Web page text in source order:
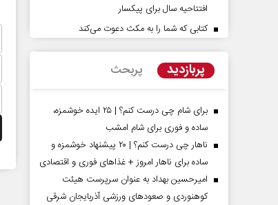
افتتاحیه سال برای پیکسار
کتابی که شما را به مکث دعوت می‌کند
پربازدید پربحث
برای شام چی درست کنم؟ | ۲۵ ایده خوشمزه،
ساده و فوری برای شام امشب
ناهار چی درست کنم؟ | ۲۰ پیشنهاد خوشمزه و
ساده برای ناهار امروز + غذاهای فوری و اقتصادی
امیرحسین بهداد به عنوان سرپرست هیئت
کوهنوردی و صعودهای ورزشی آذربایجان شرقی
کوتاه‏‌مدت و
اربعین نماد مقاومت در برابر
استکبار‌
رحمت‌الله نوروزی - عضو کمیسیون اجتماعی
مجلس